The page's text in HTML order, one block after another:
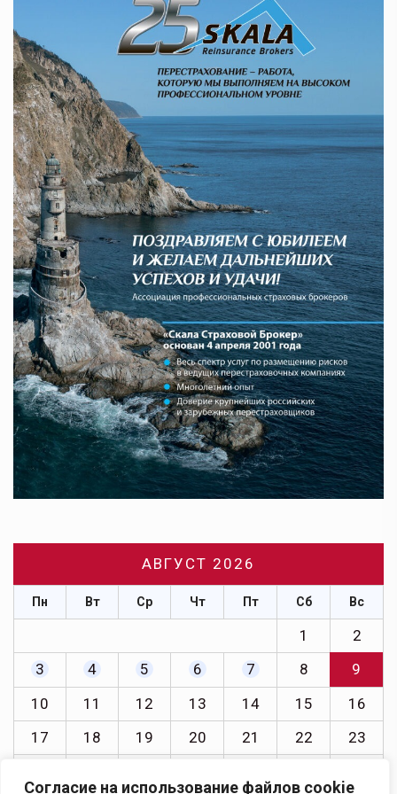
Согласие на использование файлов cookie
АВГУСТ 2026
Пн Вт Ср Чт Пт Сб Вс
1
2
3
4 5 6 7 8
9
10
11 12 13 14 15
16
17
18 19 20 21 22
23